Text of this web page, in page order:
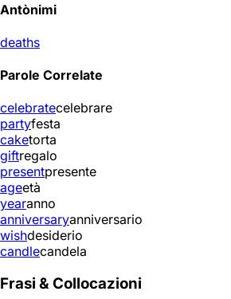
Antònimi
deaths
Parole Correlate
celebratecelebrare
partyfesta
caketorta
giftregalo
presentpresente
ageetà
yearanno
anniversaryanniversario
wishdesiderio
candlecandela
Frasi & Collocazioni